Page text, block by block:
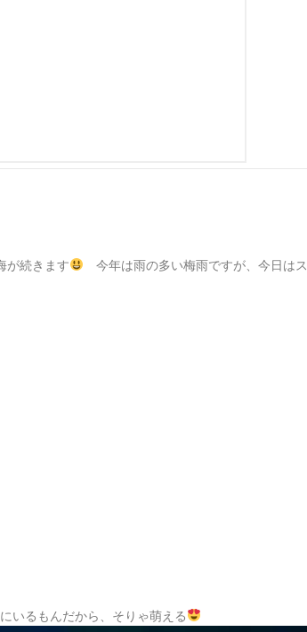
が続きます
今年は雨の多い梅雨ですが、今日はス
いるもんだから、そりゃ萌える